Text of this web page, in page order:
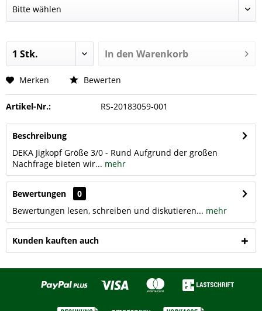
In den Warenkorb
Merken Bewerten
Artikel-Nr.: RS-20183059-001
Beschreibung
DEKA Jigkopf Größe 3/0 - Rund Aufgrund der großen
Nachfrage bieten wir... mehr
Bewertungen
0
Bewertungen lesen, schreiben und diskutieren... mehr
Kunden kauften auch